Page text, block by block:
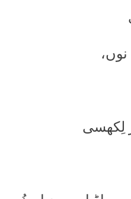
لِکھسی